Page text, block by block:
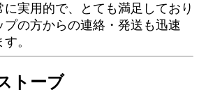
実用的で、とても満足しており
プの方からの連絡・発送も迅速
。
トーブ